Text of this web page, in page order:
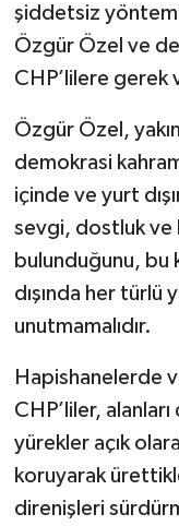
şiddetsiz
Özgür Özel ve
CHP’lilere gerek
Özgür Özel,
demokrasi
içinde ve yurt
sevgi, dostluk ve
bulunduğunu,
dışında her
unutmamalıdır.
Hapishanelerde
CHP’liler,
yürekler açık
koruyarak
direnişleri